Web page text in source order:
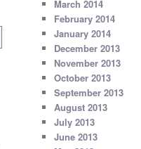
March 2014
February 2014
January 2014
December 2013
November 2013
October 2013
September 2013
August 2013
July 2013
June 2013